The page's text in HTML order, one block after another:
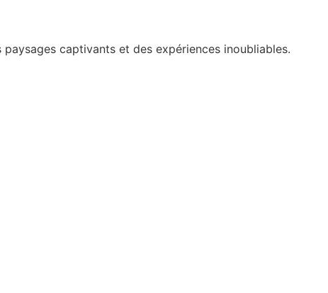
captivants et des expériences inoubliables.